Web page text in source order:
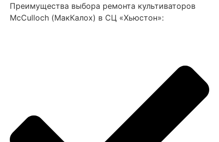
Преимущества выбора ремонта культиваторов
MсCulloch (МакКалох) в СЦ «Хьюстон»: